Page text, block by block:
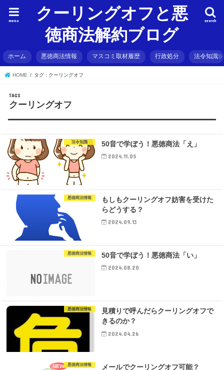
クーリングオフと悪
徳商法解約ブログ
search
menu
ホーム 悪徳商法情報 マスコミ取材履歴 行政処分 法令知識
HOME タグ : クーリングオフ
クーリングオフ
法令知識 50音で学ぼう！悪徳商法「え」
2024.11.05
悪徳商法情報
もしもクーリングオフ妨害を受けた
らどうする？
2024.09.13
悪徳商法情報 50音で学ぼう！悪徳商法「い」
2024.08.20
悪徳商法情報
見積りで呼んだらクーリングオフで
きるのか？
2024.04.26
悪徳商法情報 メールでクーリングオフ可能？